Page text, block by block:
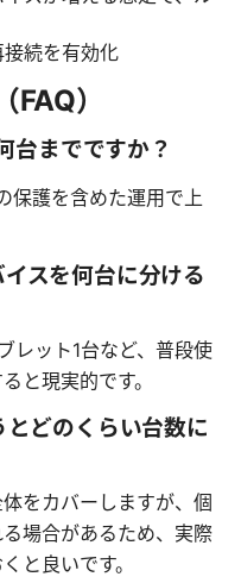
続を有効化
）
台までですか？
保護を含めた運用で上
スを何台に分ける
レット1台など、普段使
と現実的です。
どのくらい台数に
をカバーしますが、個
場合があるため、実際
と良いです。